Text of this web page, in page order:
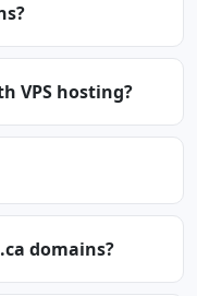
VPS hosting?
domains?